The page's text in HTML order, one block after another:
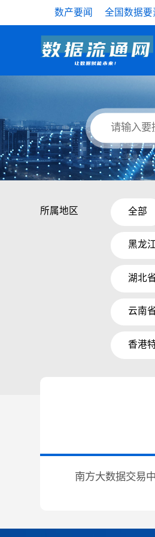
数产要闻 全国数据要
所属地区 全部
黑龙
湖北
云南
香港
南方大数据交易